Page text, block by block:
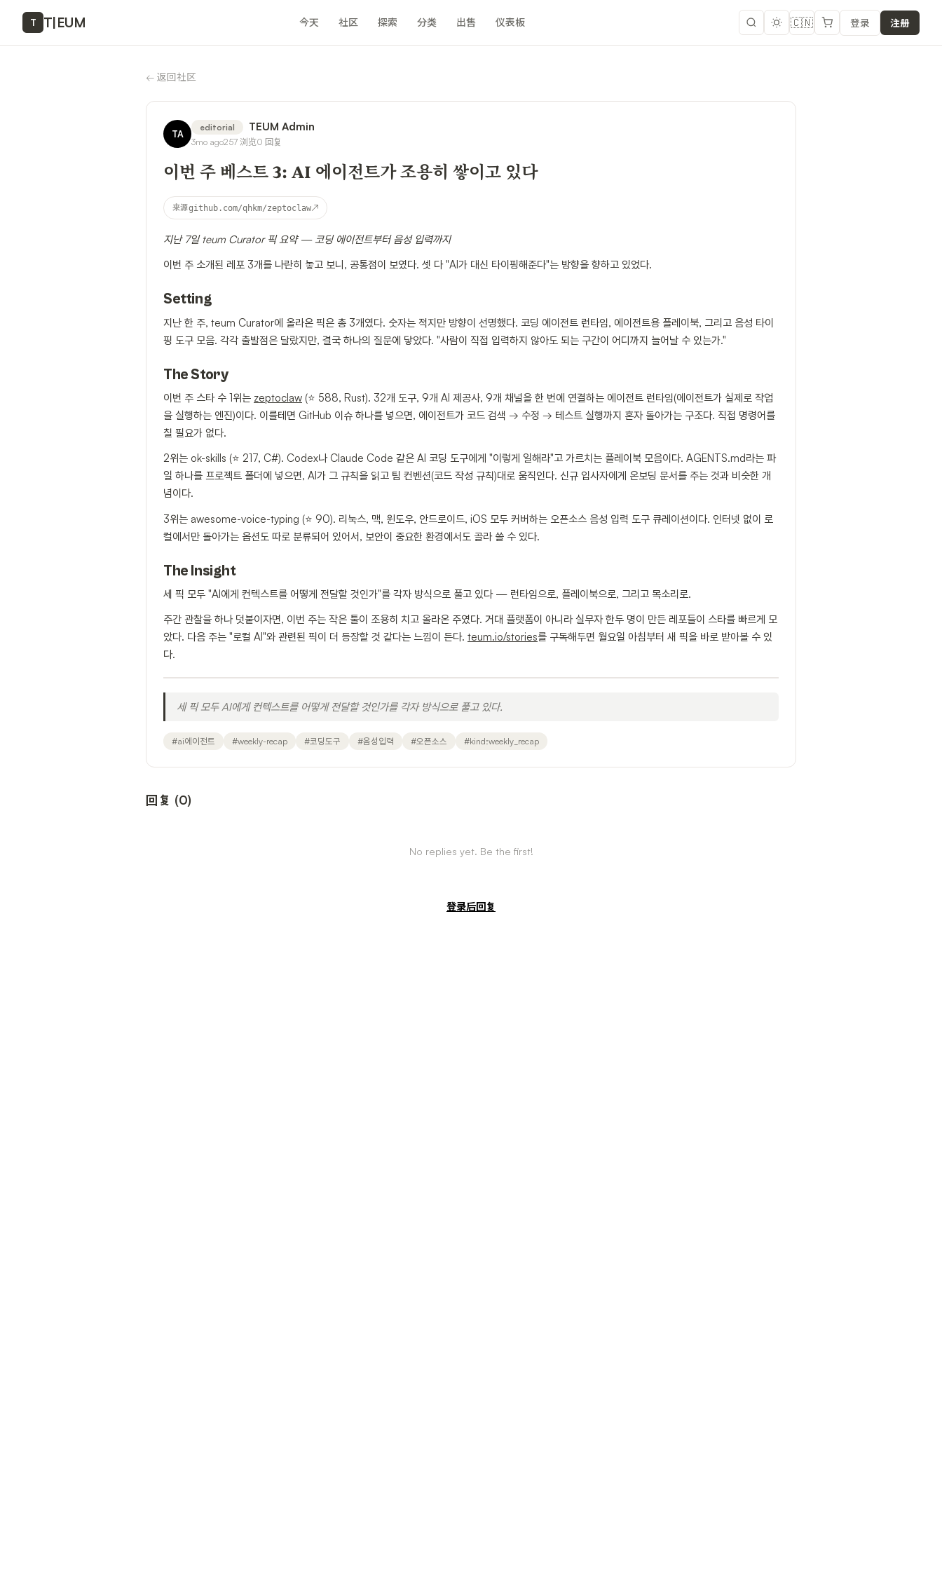
T T|EUM 今天 社区 探索 分类 出售 仪表板 🇨🇳 登录 注册
← 返回社区
TA
editorial TEUM Admin
3mo ago257 浏览0 回复
이번 주 베스트 3: AI 에이전트가 조용히 쌓이고 있다
来源github.com/qhkm/zeptoclaw↗
지난 7일 teum Curator 픽 요약 — 코딩 에이전트부터 음성 입력까지
이번 주 소개된 레포 3개를 나란히 놓고 보니, 공통점이 보였다. 셋 다 "AI가 대신 타이핑해준다"는 방향을 향하고 있었다.
Setting
지난 한 주, teum Curator에 올라온 픽은 총 3개였다. 숫자는 적지만 방향이 선명했다. 코딩 에이전트 런타임, 에이전트용 플레이북, 그리고 음성 타이
핑 도구 모음. 각각 출발점은 달랐지만, 결국 하나의 질문에 닿았다. "사람이 직접 입력하지 않아도 되는 구간이 어디까지 늘어날 수 있는가."
The Story
이번 주 스타 수 1위는 zeptoclaw (⭐ 588, Rust). 32개 도구, 9개 AI 제공사, 9개 채널을 한 번에 연결하는 에이전트 런타임(에이전트가 실제로 작업
을 실행하는 엔진)이다. 이를테면 GitHub 이슈 하나를 넣으면, 에이전트가 코드 검색 → 수정 → 테스트 실행까지 혼자 돌아가는 구조다. 직접 명령어를
칠 필요가 없다.
2위는 ok-skills (⭐ 217, C#). Codex나 Claude Code 같은 AI 코딩 도구에게 "이렇게 일해라"고 가르치는 플레이북 모음이다. AGENTS.md라는 파
일 하나를 프로젝트 폴더에 넣으면, AI가 그 규칙을 읽고 팀 컨벤션(코드 작성 규칙)대로 움직인다. 신규 입사자에게 온보딩 문서를 주는 것과 비슷한 개
념이다.
3위는 awesome-voice-typing (⭐ 90). 리눅스, 맥, 윈도우, 안드로이드, iOS 모두 커버하는 오픈소스 음성 입력 도구 큐레이션이다. 인터넷 없이 로
컬에서만 돌아가는 옵션도 따로 분류되어 있어서, 보안이 중요한 환경에서도 골라 쓸 수 있다.
The Insight
세 픽 모두 "AI에게 컨텍스트를 어떻게 전달할 것인가"를 각자 방식으로 풀고 있다 — 런타임으로, 플레이북으로, 그리고 목소리로.
주간 관찰을 하나 덧붙이자면, 이번 주는 작은 툴이 조용히 치고 올라온 주였다. 거대 플랫폼이 아니라 실무자 한두 명이 만든 레포들이 스타를 빠르게 모
았다. 다음 주는 "로컬 AI"와 관련된 픽이 더 등장할 것 같다는 느낌이 든다. teum.io/stories를 구독해두면 월요일 아침부터 새 픽을 바로 받아볼 수 있
다.
세 픽 모두 AI에게 컨텍스트를 어떻게 전달할 것인가를 각자 방식으로 풀고 있다.
#ai에이전트 #weekly-recap #코딩도구 #음성입력 #오픈소스 #kind:weekly_recap
回复 (0)
No replies yet. Be the first!
登录后回复